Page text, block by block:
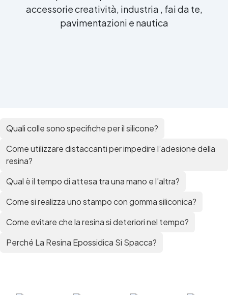
accessorie creatività, industria , fai da te,
pavimentazioni e nautica
Quali colle sono specifiche per il silicone?
Come utilizzare distaccanti per impedire l’adesione della
resina?
Qual è il tempo di attesa tra una mano e l’altra?
Come si realizza uno stampo con gomma siliconica?
Come evitare che la resina si deteriori nel tempo?
Perché La Resina Epossidica Si Spacca?